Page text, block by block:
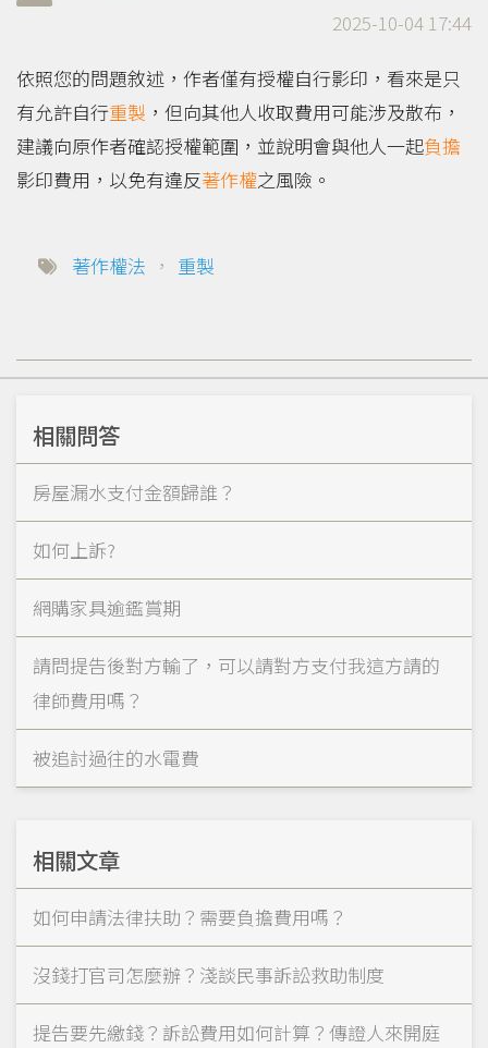
2025-10-04 17:44
依照您的問題敘述，作者僅有授權自行影印，看來是只
有允許自行重製 ，但向其他人收取費用可能涉及散布，
建議向原作者確認授權範圍，並說明會與他人一起負擔
影印費用，以免有違反著作權之風險。
著作權法 ， 重製
相關問答
房屋漏水支付金額歸誰？
如何上訴?
網購家具逾鑑賞期
請問提告後對方輸了，可以請對方支付我這方請的
律師費用嗎？
被追討過往的水電費
相關文章
如何申請法律扶助？需要負擔費用嗎？
沒錢打官司怎麼辦？淺談民事訴訟救助制度
提告要先繳錢？訴訟費用如何計算？傳證人來開庭